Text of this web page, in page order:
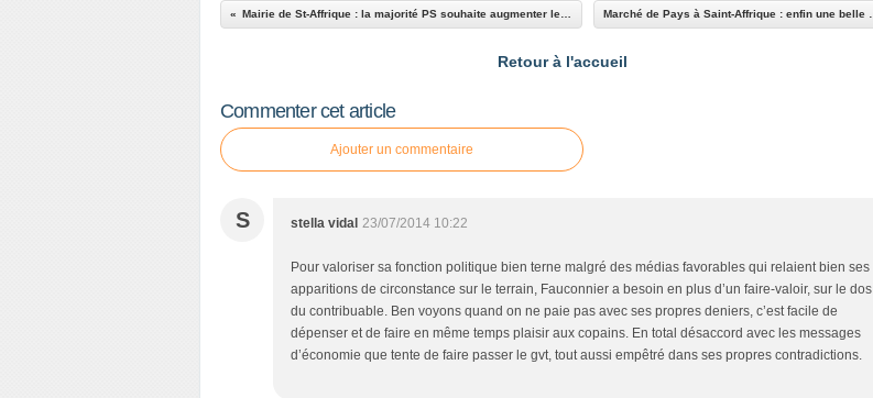
Retour à l'accueil
Commenter cet article
Ajouter un commentaire
S stella vidal 23/07/2014 10:22
Pour valoriser sa fonction politique bien terne malgré des médias favorables qui relaient bien ses
apparitions de circonstance sur le terrain, Fauconnier a besoin en plus d’un faire-valoir, sur le dos
du contribuable. Ben voyons quand on ne paie pas avec ses propres deniers, c’est facile de
dépenser et de faire en même temps plaisir aux copains. En total désaccord avec les messages
d’économie que tente de faire passer le gvt, tout aussi empêtré dans ses propres contradictions.